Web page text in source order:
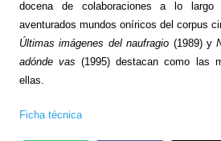
docena de colaboraciones a lo
aventurados mundos oníricos del corpus
Últimas imágenes del naufragio (1989) y
adónde vas (1995) destacan como las
ellas.
Ficha técnica